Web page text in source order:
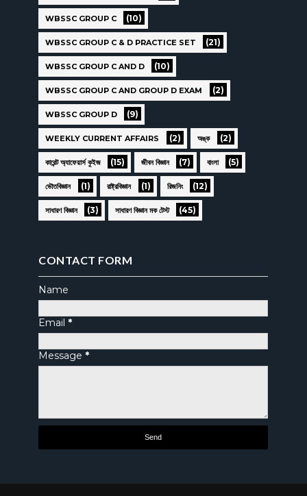
WBSSC GROUP C (10)
WBSSC GROUP C & D PRACTICE SET (21)
WBSSC GROUP C AND D (10)
WBSSC GROUP C AND GROUP D EXAM (2)
WBSSC GROUP D (9)
WEEKLY CURRENT AFFAIRS (2) অঙ্ক (2)
কারেন্ট অ্যাফেয়ার্স কুইজ (15) জীবন বিজ্ঞান (7) বাংলা (5)
ভৌতবিজ্ঞান (1) রাষ্ট্রবিজ্ঞান (1) রিজনিং (12)
সাধারণ বিজ্ঞান (3) সাধারণ বিজ্ঞান মক টেস্ট (45)
CONTACT FORM
Name
Email *
Message *